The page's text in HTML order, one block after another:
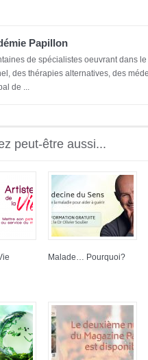
Papillon
de spécialistes oeuvrant dans
des thérapies alternatives, des
de ...
peut-être aussi...
Malade… Pourquoi?